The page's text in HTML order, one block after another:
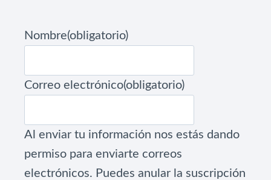
Nombre(obligatorio)
Correo electrónico(obligatorio)
Al enviar tu información nos estás dando
permiso para enviarte correos
electrónicos. Puedes anular la suscripción